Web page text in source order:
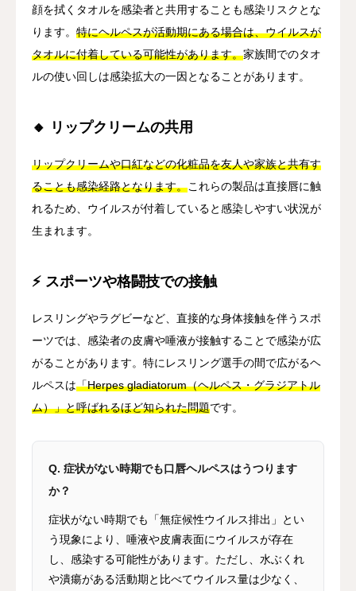
顔を拭くタオルを感染者と共用することも感染リスクとな
ります。 特にヘルペスが活動期にある場合は、ウイルスが
タオルに付着している可能性があります。家族間でのタオ
ルの使い回しは感染拡大の一因となることがあります。
🔸 リップクリームの共用
リップクリームや口紅などの化粧品を友人や家族と共有す
ることも感染経路となります。これらの製品は直接唇に触
れるため、ウイルスが付着していると感染しやすい状況が
生まれます。
⚡ スポーツや格闘技での接触
レスリングやラグビーなど、直接的な身体接触を伴うスポ
ーツでは、感染者の皮膚や唾液が接触することで感染が広
がることがあります。特にレスリング選手の間で広がるヘ
ルペスは「Herpes gladiatorum（ヘルペス・グラジアトル
ム）」と呼ばれるほど知られた問題です。
Q. 症状がない時期でも口唇ヘルペスはうつります
か？
症状がない時期でも「無症候性ウイルス排出」とい
う現象により、唾液や皮膚表面にウイルスが存在
し、感染する可能性があります。ただし、水ぶくれ
や潰瘍がある活動期と比べてウイルス量は少なく、